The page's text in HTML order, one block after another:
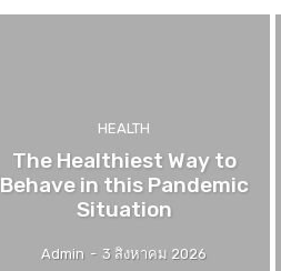
HEALTH
The Healthiest Way to
Behave in this Pandemic
Situation
Admin - 3 สิงหาคม 2026